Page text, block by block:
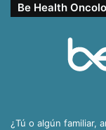
Be Health
¿Tú o algún familiar,